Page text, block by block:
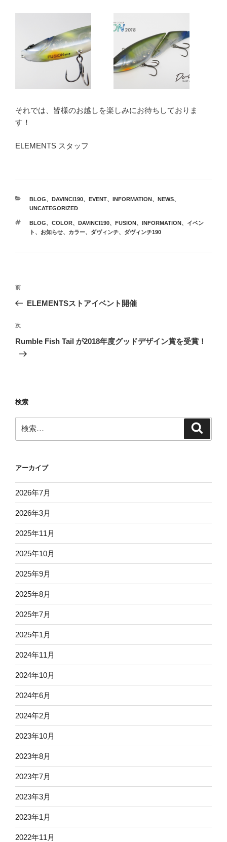
それでは、皆様のお越しを楽しみにお待ちしておりま
す！
ELEMENTS スタッフ
カ
テ
リ
ー
BLOG、 DAVINCI190、 EVENT、 INFORMATION、 NEWS、
UNCATEGORIZED
タ
グ
BLOG、 COLOR、 DAVINCI190、 FUSION、 INFORMATION、
イベン
ト 、 お知らせ、 カラー、 ダヴィンチ、 ダヴィンチ190
投
ビ
ゲ
ー
前
の
稿
前
ELEMENTSストアイベント開催
次
の
次
Rumble Fish Tail が2018年度グッドデザイン賞を受賞！
検索
索:
アーカイブ
2026年7月
2026年3月
2025年11月
2025年10月
2025年9月
2025年8月
2025年7月
2025年1月
2024年11月
2024年10月
2024年6月
2024年2月
2023年10月
2023年8月
2023年7月
2023年3月
2023年1月
2022年11月